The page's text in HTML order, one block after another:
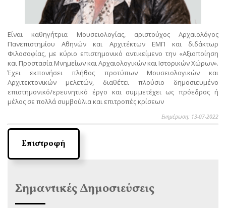
Είναι καθηγήτρια Μουσειολογίας, αριστούχος Αρχαιολόγος
Πανεπιστημίου Αθηνών και Αρχιτέκτων ΕΜΠ και διδάκτωρ
Φιλοσοφίας, με κύριο επιστημονικό αντικείμενο την «Αξιοποίηση
και Προστασία Μνημείων και Αρχαιολογικών και Ιστορικών Χώρων».
Έχει εκπονήσει πλήθος προτύπων Μουσειολογικών και
Αρχιτεκτονικών μελετών, διαθέτει πλούσιο δημοσιευμένο
επιστημονικό/ερευνητικό έργο και συμμετέχει ως πρόεδρος ή
μέλος σε πολλά συμβούλια και επιτροπές κρίσεων
Ενημέρωση: 13-07-2022
Επιστροφή
Σημαντικές Δημοσιεύσεις